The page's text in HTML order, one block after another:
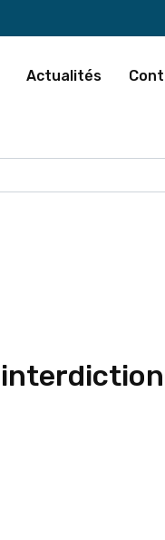
Actualités